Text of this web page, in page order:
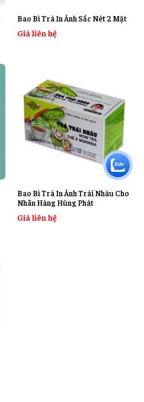
Bao Bì Trà In Ảnh Sắc Nét 2 Mặt
Giá liên hệ
Bao Bì Trà In Ảnh Trái Nhàu Cho
Nhãn Hàng Hùng Phát
Giá liên hệ